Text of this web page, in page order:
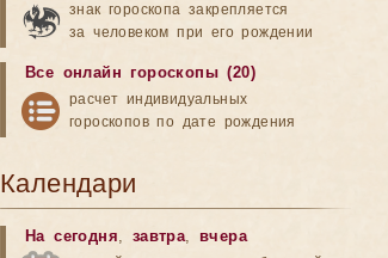
знак гороскопа закрепляется
за человеком при его рождении
Все онлайн гороскопы (20)
расчет индивидуальных
гороскопов по дате рождения
Календари
На сегодня, завтра,вчера